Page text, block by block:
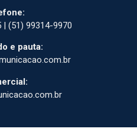
| (51) 99314-9970
e pauta: